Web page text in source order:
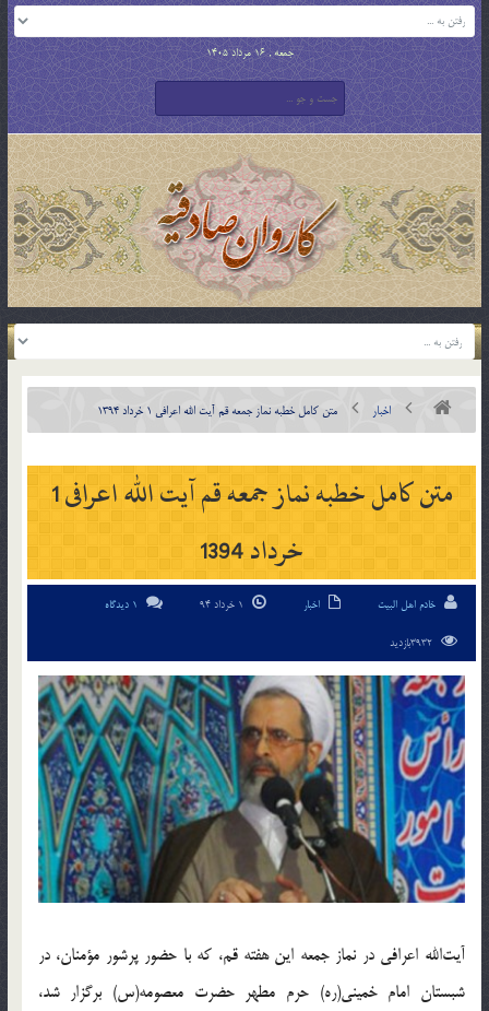
جمعه , 16 مرداد 1405
اخبار متن کامل خطبه نماز جمعه قم آیت الله اعرافی 1 خرداد 1394
متن کامل خطبه نماز جمعه قم آیت الله اعرافی 1
خرداد 1394
خادم اهل البیت اخبار 1 دیدگاه
آیت‌الله اعرافی در نماز جمعه این هفته قم، که با حضور پرشور مؤمنان، در
شبستان امام خمینی(ره) حرم مطهر حضرت معصومه(س) برگزار شد،